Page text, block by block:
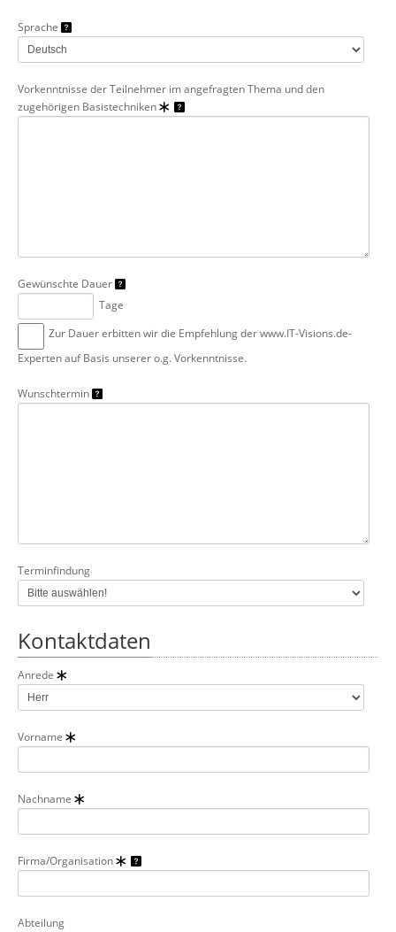
Sprache
Vorkenntnisse der Teilnehmer im angefragten Thema und den
zugehörigen Basistechniken
Gewünschte Dauer
Tage
Zur Dauer erbitten wir die Empfehlung der www.IT-Visions.de-
Experten auf Basis unserer o.g. Vorkenntnisse.
Wunschtermin
Terminfindung
Kontaktdaten
Anrede
Vorname
Nachname
Firma/Organisation
Abteilung